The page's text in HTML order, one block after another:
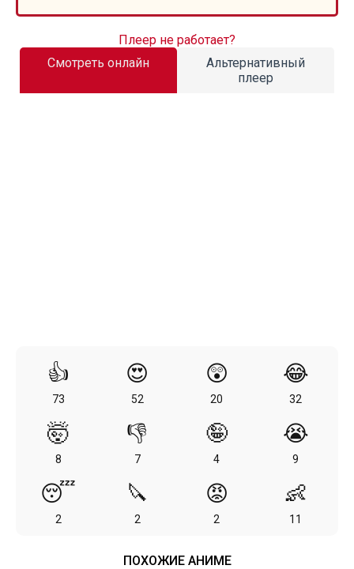
Смотреть онлайн
Альтернативный
плеер
Плеер не работает?
👍
73
😍
52
😲
20
😂
32
🤯
8
👎
7
🤪
4
😭
9
😴
2
🔪
2
😡
2
👶
11
ПОХОЖИЕ АНИМЕ